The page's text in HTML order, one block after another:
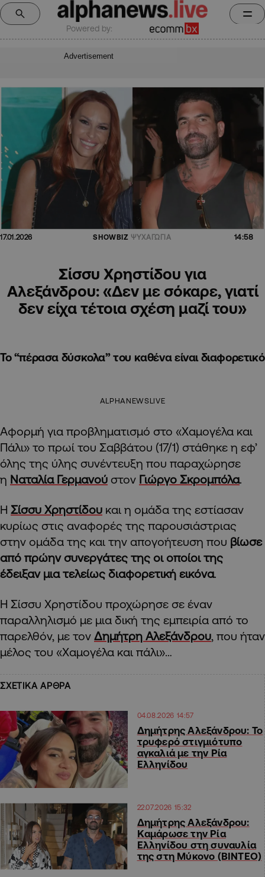
Powered by:
Advertisement
17.01.2026 SHOWBIZ ΨΥΧΑΓΩΓΙΑ 14:58
Σίσσυ Χρηστίδου για
Αλεξάνδρου: «Δεν με σόκαρε, γιατί
δεν είχα τέτοια σχέση μαζί του»
Το “πέρασα δύσκολα” του καθένα είναι διαφορετικό
ALPHANEWSLIVE
Αφορμή για προβληματισμό στο «Χαμογέλα και
Πάλι» το πρωί του Σαββάτου (17/1) στάθηκε η εφ’
όλης της ύλης συνέντευξη που παραχώρησε
η Ναταλία Γερμανού στον Γιώργο Σκρομπόλα.
Η Σίσσυ Χρηστίδου και η ομάδα της εστίασαν
κυρίως στις αναφορές της παρουσιάστριας
στην ομάδα της και την απογοήτευση που βίωσε
από πρώην συνεργάτες της οι οποίοι της
έδειξαν μια τελείως διαφορετική εικόνα.
Η Σίσσυ Χρηστίδου προχώρησε σε έναν
παραλληλισμό με μια δική της εμπειρία από το
παρελθόν, με τον Δημήτρη Αλεξάνδρου, που ήταν
μέλος του «Χαμογέλα και πάλι»…
ΣΧΕΤΙΚΑ ΑΡΘΡΑ
04.08.2026 14:57
Δημήτρης Αλεξάνδρου: To
τρυφερό στιγμιότυπο
αγκαλιά με την Ρία
Ελληνίδου
22.07.2026 15:32
Δημήτρης Αλεξάνδρου:
Καμάρωσε την Ρία
Ελληνίδου στη συναυλία
της στη Μύκονο (ΒΙΝΤΕΟ)